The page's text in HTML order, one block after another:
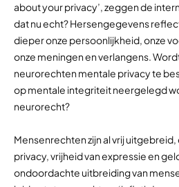
about your privacy’, zeggen de
dat nu echt? Hersengegevens
dieper onze persoonlijkheid, onze
onze meningen en verlangens.
neurorechten mentale privacy te
op mentale integriteit neergelegd
neurorecht?
Mensenrechten zijn al vrij uitgebreid,
privacy, vrijheid van expressie en
ondoordachte uitbreiding van